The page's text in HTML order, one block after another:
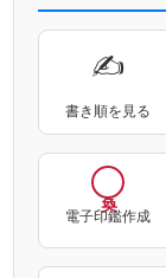
✍
書き順を見る
電子印鑑作成